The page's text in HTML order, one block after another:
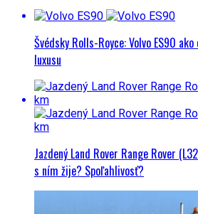
Švédsky Rolls-Royce: Volvo ES90
luxusu
Jazdený Land Rover Range Rover
s ním žije? Spoľahlivosť?